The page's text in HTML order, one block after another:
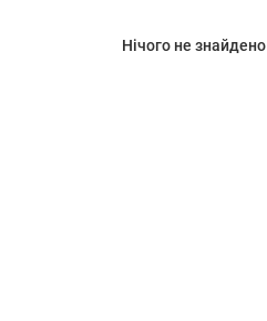
Нічого не знайдено